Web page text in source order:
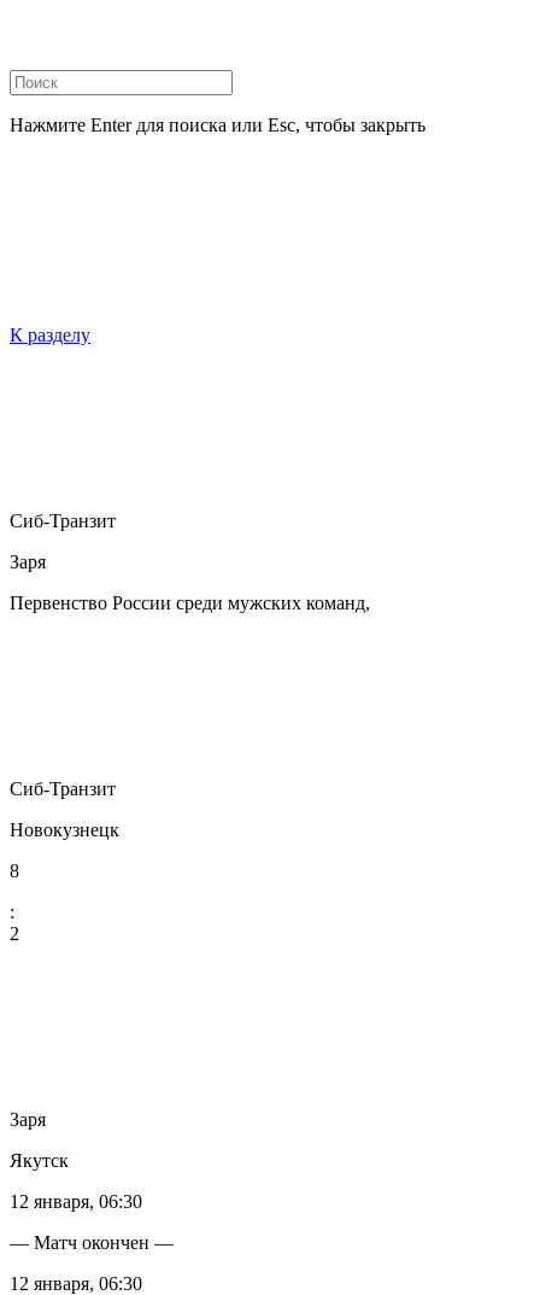
Нажмите Enter для поиска или Esc, чтобы закрыть
К разделу
Сиб-Транзит
Заря
Первенство России среди мужских команд,
Сиб-Транзит
Новокузнецк
8
:
2
Заря
Якутск
12 января, 06:30
— Матч окончен —
12 января, 06:30